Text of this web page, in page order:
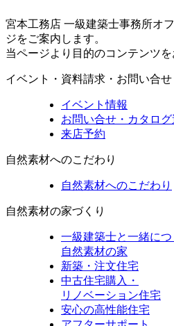
宮本工務店 一級建築士事務所オ
ジをご案内します。
当ページより目的のコンテンツを
イベント・資料請求・お問い合せ
イベント情報
お問い合せ・カタロ
来店予約
自然素材へのこだわり
自然素材へのこだわり
自然素材の家づくり
一級建築士と一緒につ
自然素材の家
新築・注文住宅
中古住宅購入・
リノベーション住宅
安心の高性能住宅